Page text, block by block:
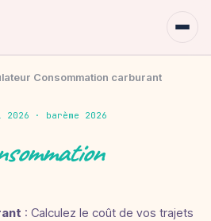
Consommation carburant
· barème 2026
: Calculez le coût de vos trajets